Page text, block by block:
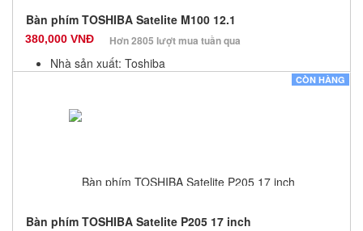
Bàn phím TOSHIBA Satelite M100 12.1
380,000 VNĐ Hơn 2805 lượt mua tuần qua
Nhà sản xuất: Toshiba
Số lượng: 10
CÒN HÀNG
Bàn phím TOSHIBA Satelite P205 17 inch